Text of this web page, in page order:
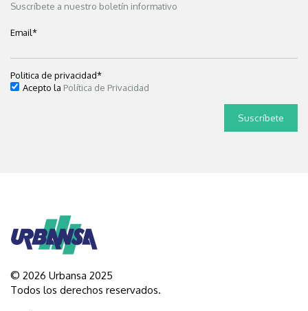
Suscríbete a nuestro boletín informativo
Email*
Politica de privacidad*
Acepto la Política de Privacidad
© 2026 Urbansa 2025
Todos los derechos reservados.